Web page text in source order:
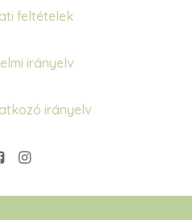
feltételek
irányelv
irányelv